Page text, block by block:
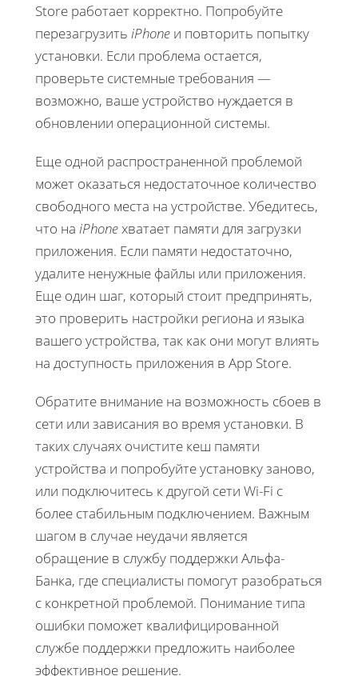
Store работает корректно. Попробуйте
перезагрузить iPhone и повторить попытку
установки. Если проблема остается,
проверьте системные требования —
возможно, ваше устройство нуждается в
обновлении операционной системы.
Еще одной распространенной проблемой
может оказаться недостаточное количество
свободного места на устройстве. Убедитесь,
что на iPhoneхватает памяти для загрузки
приложения. Если памяти недостаточно,
удалите ненужные файлы или приложения.
Еще один шаг, который стоит предпринять,
это проверить настройки региона и языка
вашего устройства, так как они могут влиять
на доступность приложения в App Store.
Обратите внимание на возможность сбоев в
сети или зависания во время установки. В
таких случаях очистите кеш памяти
устройства и попробуйте установку заново,
или подключитесь к другой сети Wi-Fi с
более стабильным подключением. Важным
шагом в случае неудачи является
обращение в службу поддержки Альфа-
Банка, где специалисты помогут разобраться
с конкретной проблемой. Понимание типа
ошибки поможет квалифицированной
службе поддержки предложить наиболее
эффективное решение.